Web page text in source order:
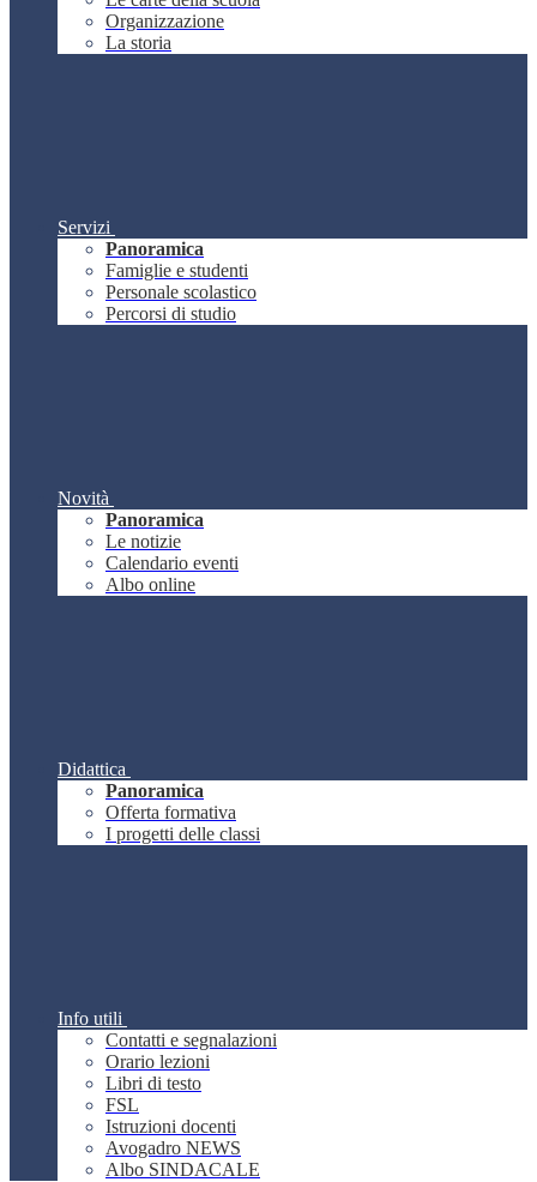
Organizzazione
La storia
Servizi
Panoramica
Famiglie e studenti
Personale scolastico
Percorsi di studio
Novità
Panoramica
Le notizie
Calendario eventi
Albo online
Didattica
Panoramica
Offerta formativa
I progetti delle classi
Info utili
Contatti e segnalazioni
Orario lezioni
Libri di testo
FSL
Istruzioni docenti
Avogadro NEWS
Albo SINDACALE